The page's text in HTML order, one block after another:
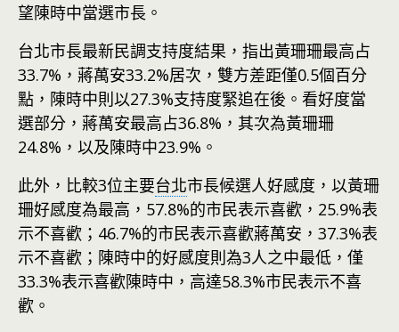
望陳時中當選市長。
台北市長最新民調支持度結果，指出黃珊珊最高占
33.7%，蔣萬安33.2%居次，雙方差距僅0.5個百分
點，陳時中則以27.3%支持度緊追在後。看好度當
選部分，蔣萬安最高占36.8%，其次為黃珊珊
24.8%，以及陳時中23.9%。
此外，比較3位主要台北市長候選人好感度，以黃珊
珊好感度為最高，57.8%的市民表示喜歡，25.9%表
示不喜歡；46.7%的市民表示喜歡蔣萬安，37.3%表
示不喜歡；陳時中的好感度則為3人之中最低，僅
33.3%表示喜歡陳時中，高達58.3%市民表示不喜
歡。